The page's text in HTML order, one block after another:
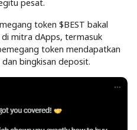
pesat.
token $BEST bakal
mitra dApps, termasuk
token mendapatkan
bingkisan deposit.